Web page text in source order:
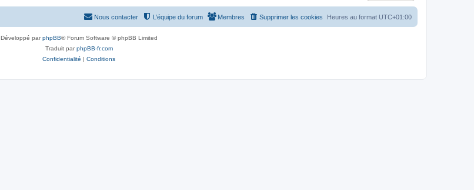
Heures au format UTC+01:00
Supprimer les cookies
Membres
L’équipe du forum
Nous contacter
Développé parphpBB® Forum Software © phpBB Limited
Traduit parphpBB-fr.com
Confidentialité | Conditions